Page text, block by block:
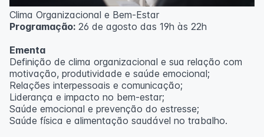
Clima Organizacional e Bem-Estar
Programação: 26 de agosto das 19h às 22h
Ementa
Definição de clima organizacional e sua relação com
motivação, produtividade e saúde emocional;
Relações interpessoais e comunicação;
Liderança e impacto no bem-estar;
Saúde emocional e prevenção do estresse;
Saúde física e alimentação saudável no trabalho.